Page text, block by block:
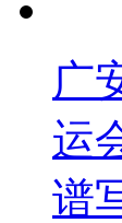
广
运
谱